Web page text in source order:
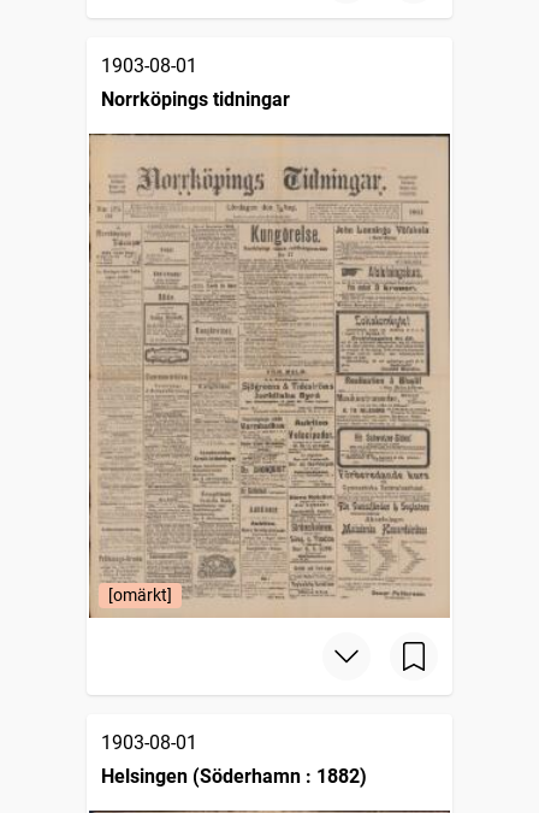
1903-08-01
Norrköpings tidningar
[omärkt]
1903-08-01
Helsingen (Söderhamn : 1882)